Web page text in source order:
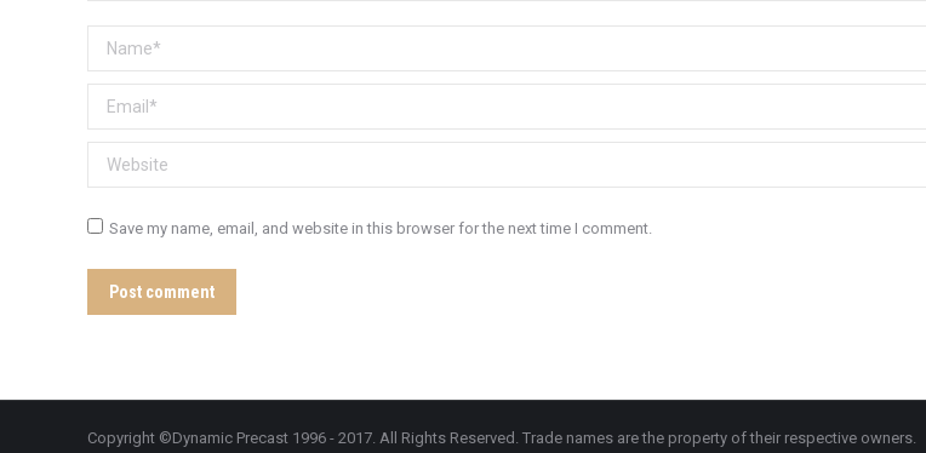
Name *
Email *
Website
Save my name, email, and website in this browser for the next time I comment.
Post comment
Copyright ©Dynamic Precast 1996 - 2017. All Rights Reserved. Trade names are the property of their respective owners.